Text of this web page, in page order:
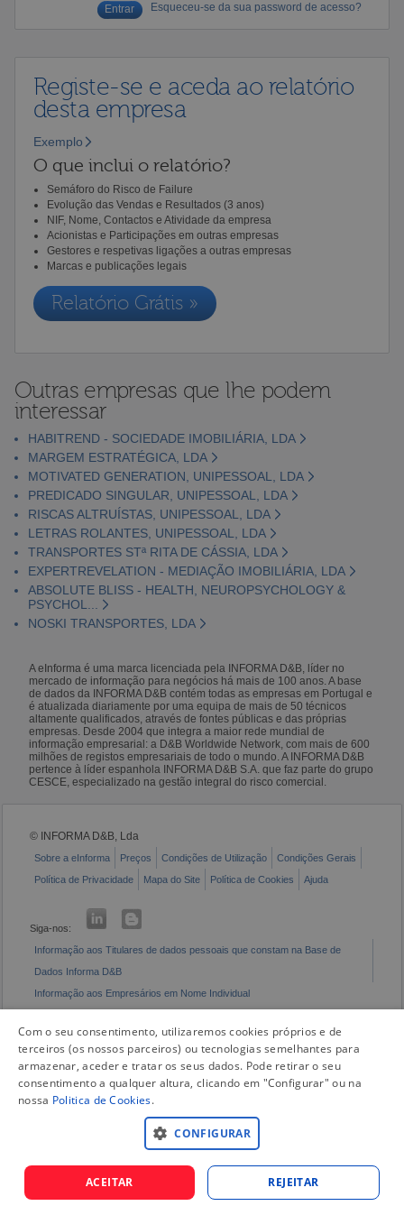
Esqueceu-se da sua password de acesso?
Registe-se e aceda ao relatório
desta empresa
Exemplo
O que inclui o relatório?
Semáforo do Risco de Failure
Evolução das Vendas e Resultados (3 anos)
NIF, Nome, Contactos e Atividade da empresa
Acionistas e Participações em outras empresas
Gestores e respetivas ligações a outras empresas
Marcas e publicações legais
Relatório Grátis »
Outras empresas que lhe podem
interessar
HABITREND - SOCIEDADE IMOBILIÁRIA, LDA
MARGEM ESTRATÉGICA, LDA
MOTIVATED GENERATION, UNIPESSOAL, LDA
PREDICADO SINGULAR, UNIPESSOAL, LDA
RISCAS ALTRUÍSTAS, UNIPESSOAL, LDA
LETRAS ROLANTES, UNIPESSOAL, LDA
TRANSPORTES STª RITA DE CÁSSIA, LDA
EXPERTREVELATION - MEDIAÇÃO IMOBILIÁRIA, LDA
ABSOLUTE BLISS - HEALTH, NEUROPSYCHOLOGY &
PSYCHOL...
NOSKI TRANSPORTES, LDA
A eInforma é uma marca licenciada pela INFORMA D&B, líder no
mercado de informação para negócios há mais de 100 anos. A base
de dados da INFORMA D&B contém todas as empresas em Portugal e
é atualizada diariamente por uma equipa de mais de 50 técnicos
altamente qualificados, através de fontes públicas e das próprias
empresas. Desde 2004 que integra a maior rede mundial de
informação empresarial: a D&B Worldwide Network, com mais de 600
milhões de registos empresariais de todo o mundo. A INFORMA D&B
pertence à líder espanhola INFORMA D&B S.A. que faz parte do grupo
CESCE, especializado na gestão integral do risco comercial.
© INFORMA D&B, Lda
Sobre a eInforma Preços Condições de Utilização
Condições Gerais
Política de Privacidade
Mapa do Site Política de Cookies Ajuda
Siga-nos:
Informação aos Titulares de dados pessoais que constam na Base de
Dados Informa D&B
Informação aos Empresários em Nome Individual
Com o seu consentimento, utilizaremos cookies próprios e de
terceiros (os nossos parceiros) ou tecnologias semelhantes para
armazenar, aceder e tratar os seus dados. Pode retirar o seu
consentimento a qualquer altura, clicando em "Configurar" ou na
nossa Politica de Cookies.
CONFIGURAR
ACEITAR REJEITAR